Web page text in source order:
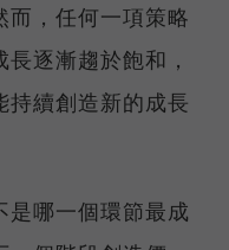
而，任何一項策略
逐漸趨於飽和，
持續創造新的成長
是哪一個環節最成